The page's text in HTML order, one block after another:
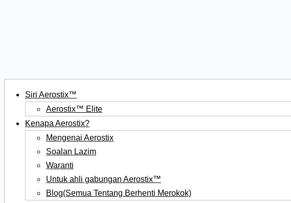
Siri Aerostix™
Aerostix™ Elite
Kenapa Aerostix?
Mengenai Aerostix
Soalan Lazim
Waranti
Untuk ahli gabungan Aerostix™
Blog(Semua Tentang Berhenti Merokok)